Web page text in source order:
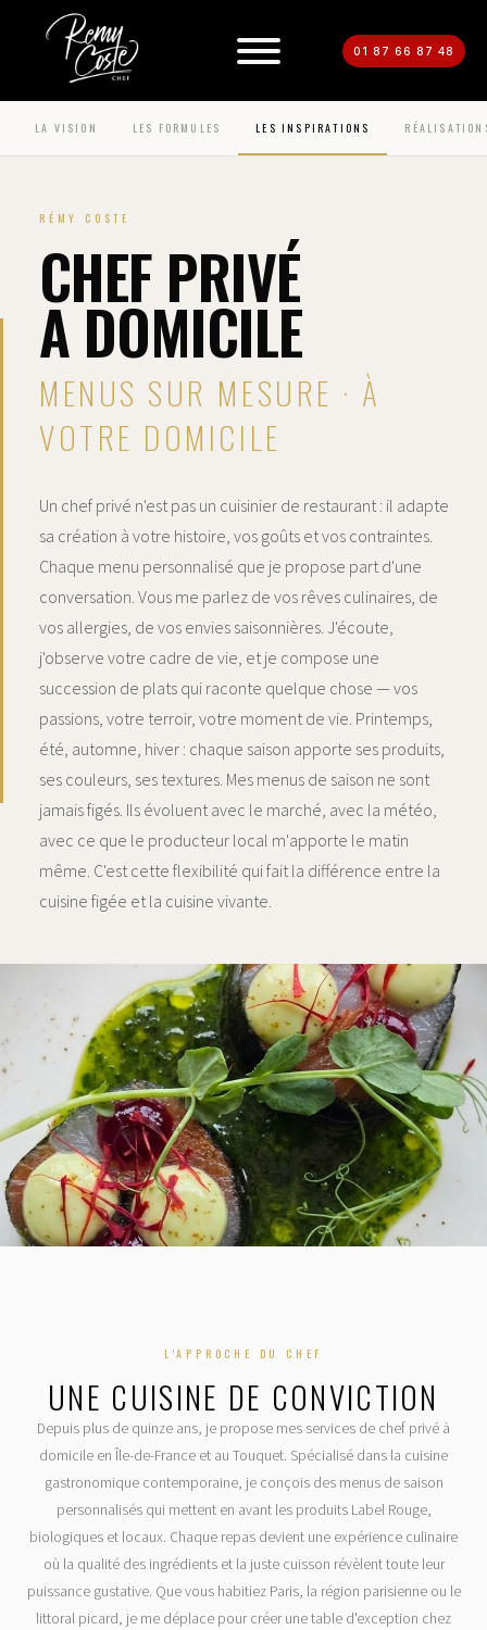
01 87 66 87 48
LA VISION LES FORMULES LES INSPIRATIONS
RÉMY COSTE
CHEF PRIVÉ
A DOMICILE
MENUS SUR MESURE · À
VOTRE DOMICILE
Un chef privé n'est pas un cuisinier de restaurant : il adapte
sa création à votre histoire, vos goûts et vos contraintes.
Chaque menu personnalisé que je propose part d'une
conversation. Vous me parlez de vos rêves culinaires, de
vos allergies, de vos envies saisonnières. J'écoute,
j'observe votre cadre de vie, et je compose une
succession de plats qui raconte quelque chose — vos
passions, votre terroir, votre moment de vie. Printemps,
été, automne, hiver : chaque saison apporte ses produits,
ses couleurs, ses textures. Mes menus de saison ne sont
jamais figés. Ils évoluent avec le marché, avec la météo,
avec ce que le producteur local m'apporte le matin
même. C'est cette flexibilité qui fait la différence entre la
cuisine figée et la cuisine vivante.
L'APPROCHE DU CHEF
UNE CUISINE DE CONVICTION
Depuis plus de quinze ans, je propose mes services de chef privé à
domicile en Île-de-France et au Touquet. Spécialisé dans la cuisine
gastronomique contemporaine, je conçois des menus de saison
personnalisés qui mettent en avant les produits Label Rouge,
biologiques et locaux. Chaque repas devient une expérience culinaire
où la qualité des ingrédients et la juste cuisson révèlent toute leur
puissance gustative. Que vous habitiez Paris, la région parisienne ou le
littoral picard, je me déplace pour créer une table d'exception chez